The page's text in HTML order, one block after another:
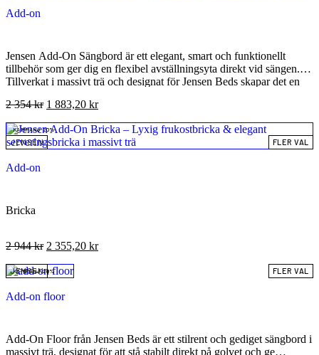
Add-on
Jensen Add-On Sängbord är ett elegant, smart och funktionellt
tillbehör som ger dig en flexibel avställningsyta direkt vid sängen.
Tillverkat i massivt trä och designat för Jensen Beds skapar det en
sovrummet. Med sitt kompakta format och sin ”hängande”
montering får du funktion utan att ta upp golvyta – idealiskt för
mindre rum eller dig som föredrar rena linjer. Detta sängbord är ett
perfekt val för dig som vill kombinera praktisk funktion, nordisk
2 354kr 1 883,20 kr
KAMPANJ 20%
JENSEN FLER VAL
Add-on
Bricka
2 944kr 2 355,20 kr
KAMPANJ 20%
JENSEN FLER VAL
Add-on floor
Add-On Floor från Jensen Beds är ett stilrent och gediget sängbord i
massivt trä, designat för att stå stabilt direkt på golvet och ge